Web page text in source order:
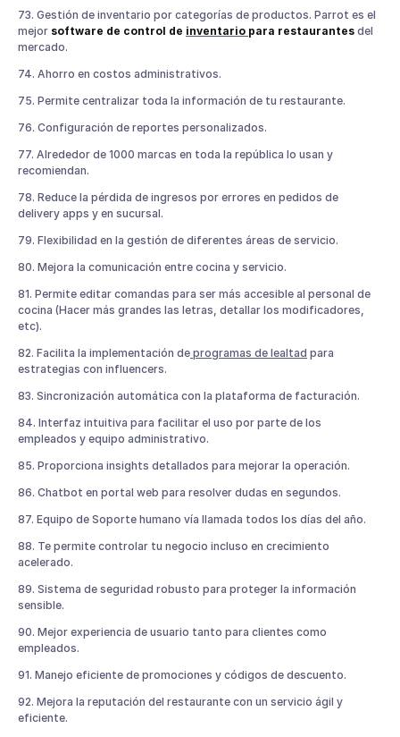
73. Gestión de inventario por categorías de productos. Parrot es el
mejor software de control de inventario para restaurantes del
mercado.
74. Ahorro en costos administrativos.
75. Permite centralizar toda la información de tu restaurante.
76. Configuración de reportes personalizados.
77. Alrededor de 1000 marcas en toda la república lo usan y
recomiendan.
78. Reduce la pérdida de ingresos por errores en pedidos de
delivery apps y en sucursal.
79. Flexibilidad en la gestión de diferentes áreas de servicio.
80. Mejora la comunicación entre cocina y servicio.
81. Permite editar comandas para ser más accesible al personal de
cocina (Hacer más grandes las letras, detallar los modificadores,
etc).
82. Facilita la implementación de programas de lealtad para
estrategias con influencers.
83. Sincronización automática con la plataforma de facturación.
84. Interfaz intuitiva para facilitar el uso por parte de los
empleados y equipo administrativo.
85. Proporciona insights detallados para mejorar la operación.
86. Chatbot en portal web para resolver dudas en segundos.
87. Equipo de Soporte humano vía llamada todos los días del año.
88. Te permite controlar tu negocio incluso en crecimiento
acelerado.
89. Sistema de seguridad robusto para proteger la información
sensible.
90. Mejor experiencia de usuario tanto para clientes como
empleados.
91. Manejo eficiente de promociones y códigos de descuento.
92. Mejora la reputación del restaurante con un servicio ágil y
eficiente.